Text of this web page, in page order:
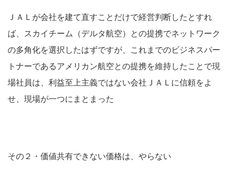
ＪＡＬが会社を建て直すことだけで経営判断したとすれ
ば、スカイチーム（デルタ航空）との提携でネットワーク
の多角化を選択したはずですが、これまでのビジネスパー
トナーであるアメリカン航空との提携を維持したことで現
場社員は、利益至上主義ではない会社ＪＡＬに信頼をよ
せ、現場が一つにまとまった
その２・価値共有できない価格は、やらない